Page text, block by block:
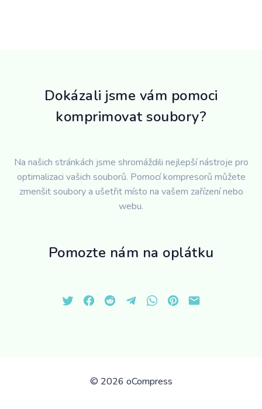
Dokázali jsme vám pomoci
komprimovat soubory?
Na našich stránkách jsme shromáždili nejlepší nástroje pro
optimalizaci vašich souborů. Pomocí kompresorů můžete
zmenšit soubory a ušetřit místo na vašem zařízení nebo
webu.
Pomozte nám na oplátku
© 2026 oCompress